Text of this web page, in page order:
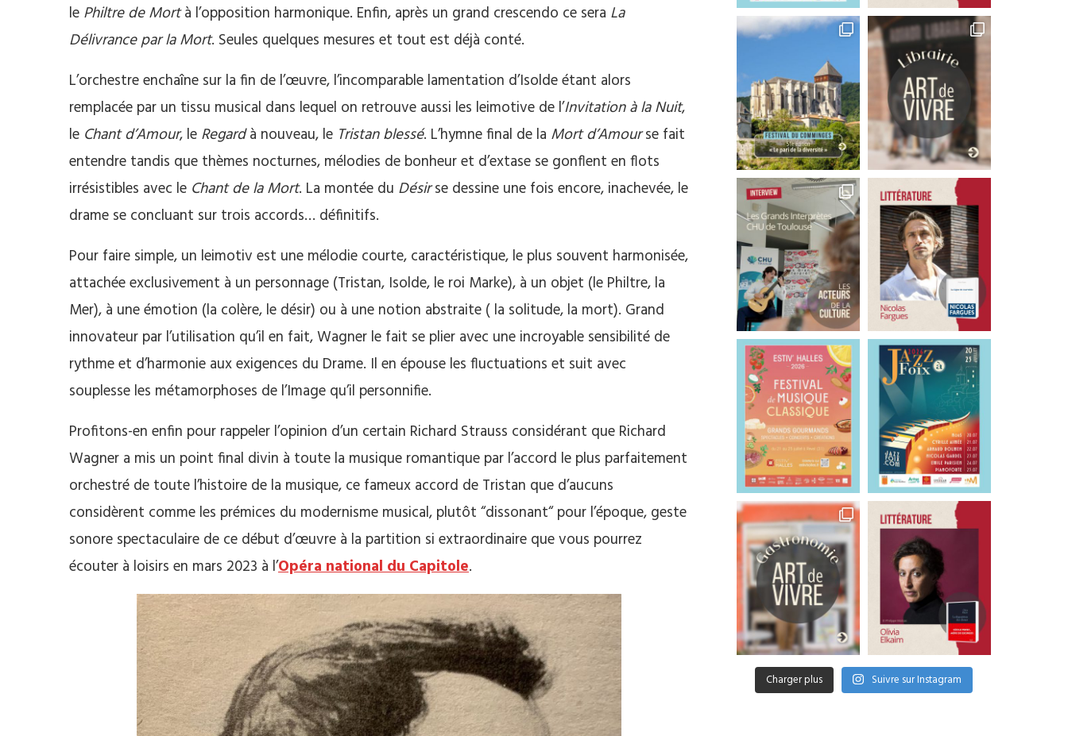
le Philtre de Mortà l’opposition harmonique. Enfin, après un grand crescendo ce sera La
Délivrance par la Mort. Seules quelques mesures et tout est déjà conté.
L’orchestre enchaîne sur la fin de l’œuvre, l’incomparable lamentation d’Isolde étant alors
remplacée par un tissu musical dans lequel on retrouve aussi les leimotive de l’Invitation à la Nuit,
le Chant d’Amour, le Regardà nouveau, le Tristan blessé. L’hymne final de la Mort d’Amourse fait
entendre tandis que thèmes nocturnes, mélodies de bonheur et d’extase se gonflent en flots
irrésistibles avec le Chant de la Mort. La montée du Désirse dessine une fois encore, inachevée, le
drame se concluant sur trois accords… définitifs.
Pour faire simple, un leimotiv est une mélodie courte, caractéristique, le plus souvent harmonisée,
attachée exclusivement à un personnage (Tristan, Isolde, le roi Marke), à un objet (le Philtre, la
Mer), à une émotion (la colère, le désir) ou à une notion abstraite ( la solitude, la mort). Grand
innovateur par l’utilisation qu’il en fait, Wagner le fait se plier avec une incroyable sensibilité de
rythme et d’harmonie aux exigences du Drame. Il en épouse les fluctuations et suit avec
souplesse les métamorphoses de l’Image qu’il personnifie.
Profitons-en enfin pour rappeler l’opinion d’un certain Richard Strauss considérant que Richard
Wagner a mis un point final divin à toute la musique romantique par l’accord le plus parfaitement
orchestré de toute l’histoire de la musique, ce fameux accord de Tristan que d’aucuns
considèrent comme les prémices du modernisme musical, plutôt “dissonant“ pour l’époque, geste
sonore spectaculaire de ce début d’œuvre à la partition si extraordinaire que vous pourrez
écouter à loisirs en mars 2023 à l’Opéra national du Capitole.
Charger plus Suivre sur Instagram